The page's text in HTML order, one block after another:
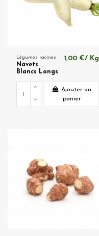
Légumes racines
Navets
Blancs Longs
1,00 €/ Kg
Ajouter au
panier